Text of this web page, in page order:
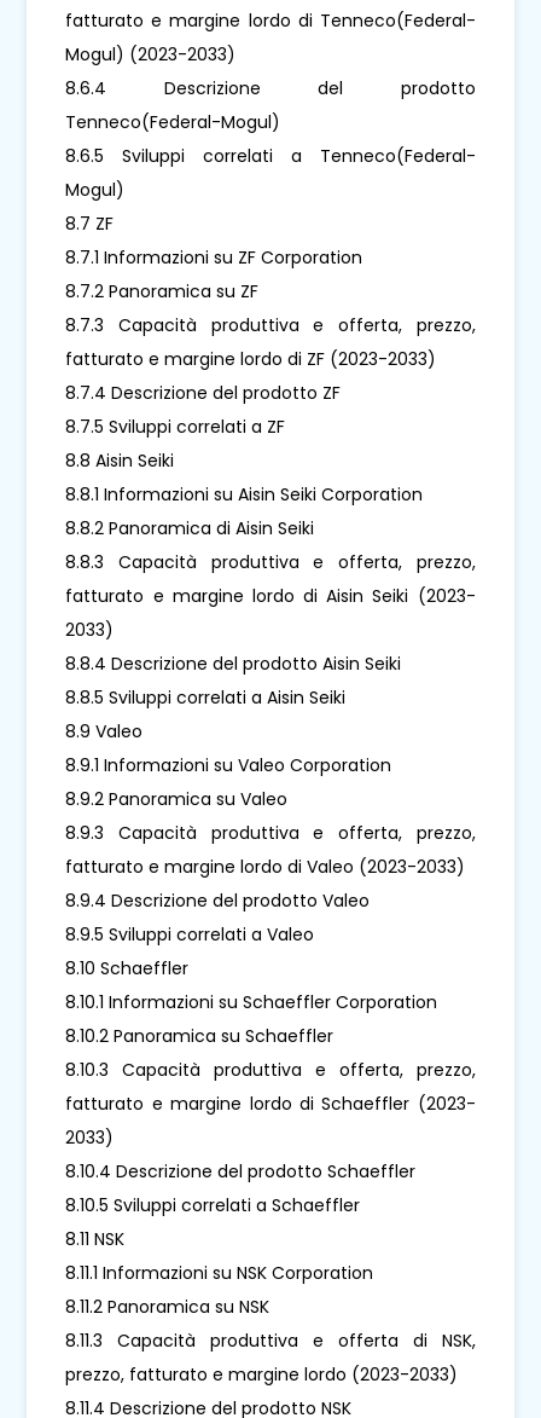
fatturato e margine lordo di Tenneco(Federal-
Mogul) (2023-2033)
8.6.4 Descrizione del prodotto
Tenneco(Federal-Mogul)
8.6.5 Sviluppi correlati a Tenneco(Federal-
Mogul)
8.7 ZF
8.7.1 Informazioni su ZF Corporation
8.7.2 Panoramica su ZF
8.7.3 Capacità produttiva e offerta, prezzo,
fatturato e margine lordo di ZF (2023-2033)
8.7.4 Descrizione del prodotto ZF
8.7.5 Sviluppi correlati a ZF
8.8 Aisin Seiki
8.8.1 Informazioni su Aisin Seiki Corporation
8.8.2 Panoramica di Aisin Seiki
8.8.3 Capacità produttiva e offerta, prezzo,
fatturato e margine lordo di Aisin Seiki (2023-
2033)
8.8.4 Descrizione del prodotto Aisin Seiki
8.8.5 Sviluppi correlati a Aisin Seiki
8.9 Valeo
8.9.1 Informazioni su Valeo Corporation
8.9.2 Panoramica su Valeo
8.9.3 Capacità produttiva e offerta, prezzo,
fatturato e margine lordo di Valeo (2023-2033)
8.9.4 Descrizione del prodotto Valeo
8.9.5 Sviluppi correlati a Valeo
8.10 Schaeffler
8.10.1 Informazioni su Schaeffler Corporation
8.10.2 Panoramica su Schaeffler
8.10.3 Capacità produttiva e offerta, prezzo,
fatturato e margine lordo di Schaeffler (2023-
2033)
8.10.4 Descrizione del prodotto Schaeffler
8.10.5 Sviluppi correlati a Schaeffler
8.11 NSK
8.11.1 Informazioni su NSK Corporation
8.11.2 Panoramica su NSK
8.11.3 Capacità produttiva e offerta di NSK,
prezzo, fatturato e margine lordo (2023-2033)
8.11.4 Descrizione del prodotto NSK